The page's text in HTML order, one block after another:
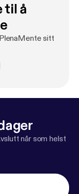
til å
sitt
når som helst